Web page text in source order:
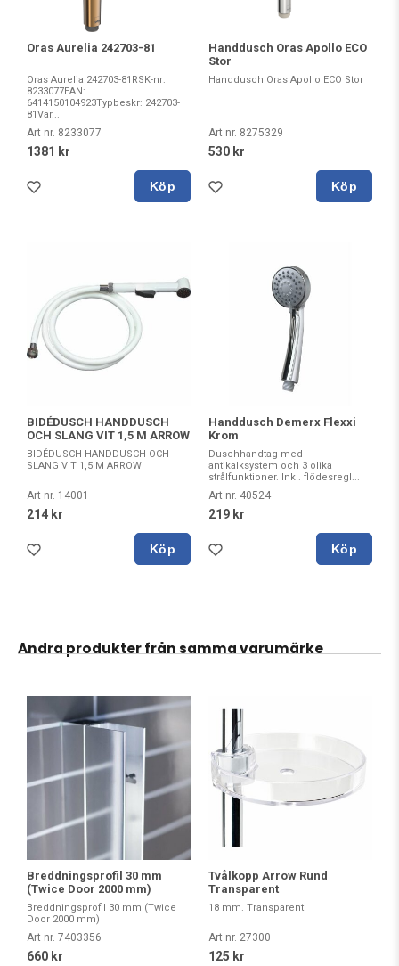
Oras Aurelia 242703-81
Oras Aurelia 242703-81RSK-nr:
8233077EAN:
6414150104923Typbeskr: 242703-
81Var...
Art nr. 8233077
1381 kr
Köp
Handdusch Oras Apollo ECO
Stor
Handdusch Oras Apollo ECO Stor
Art nr. 8275329
530 kr
Köp
BIDÉDUSCH HANDDUSCH
OCH SLANG VIT 1,5 M ARROW
BIDÉDUSCH HANDDUSCH OCH
SLANG VIT 1,5 M ARROW
Art nr. 14001
214 kr
Köp
Handdusch Demerx Flexxi
Krom
Duschhandtag med
antikalksystem och 3 olika
strålfunktioner. Inkl. flödesregl...
Art nr. 40524
219 kr
Köp
Andra produkter från samma varumärke
Breddningsprofil 30 mm
(Twice Door 2000 mm)
Breddningsprofil 30 mm (Twice
Door 2000 mm)
Art nr. 7403356
660 kr
Tvålkopp Arrow Rund
Transparent
18 mm. Transparent
Art nr. 27300
125 kr